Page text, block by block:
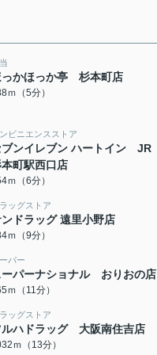
っかほっか亭 杉本町店
ｍ（5分）
ビニエンスストア
ブンイレブン ハートイン JR
町駅西口店
ｍ（6分）
ラッグストア
ドラッグ 遠里小野店
ｍ（9分）
パー
ーパーナショナル おりおの店
ｍ（11分）
ラッグストア
ルハドラッグ 大阪南住吉店
ｍ（13分）